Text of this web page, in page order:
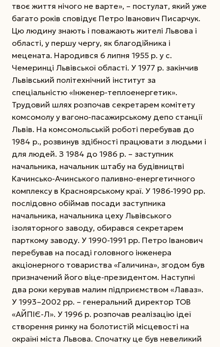
твоє життя нічого не варте», – постулат, який уже
багато років сповідує Петро Іванович Писарчук.
Цю людину знають і поважають жителі Львова і
області, у першу чергу, як благодійника і
мецената. Народився 6 липня 1955 р. у с.
Чемеринці Львівської області. У 1977 р. закінчив
Львівський політехнічний інститут за
спеціальністю «Інженер-теплоенергетик».
Трудовий шлях розпочав секретарем комітету
комсомолу у вагоно-пасажирському депо станції
Львів. На комсомольській роботі перебував до
1984 р., розвинув здібності працювати з людьми і
для людей. З 1984 до 1986 р. – заступник
начальника, начальник штабу на будівництві
Качинсько-Ачинського паливно-енергетичного
комплексу в Красноярському краї. У 1986-1990 рр.
послідовно обіймав посади заступника
начальника, начальника цеху Львівського
ізоляторного заводу, обирався секретарем
парткому заводу. У 1990-1991 рр. Петро Іванович
перебував на посаді головного інженера
акціонерного товариства «Галичина», згодом був
призначений його віце-президентом. Наступні
два роки керував малим підприємством «Лаваз».
У 1993–2002 рр. – генеральний директор ТОВ
«АЙПІЄ-Л». У 1996 р. розпочав реалізацію ідеї
створення ринку на болотистій місцевості на
окраїні міста Львова. Спочатку це був невеликий